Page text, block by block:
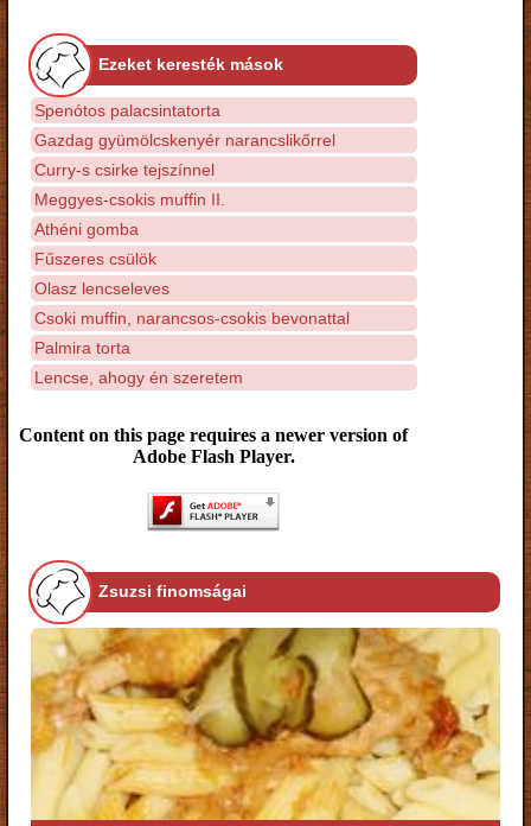
Ezeket keresték mások
Spenótos palacsintatorta
Gazdag gyümölcskenyér narancslikőrrel
Curry-s csirke tejszínnel
Meggyes-csokis muffin II.
Athéni gomba
Fűszeres csülök
Olasz lencseleves
Csoki muffin, narancsos-csokis bevonattal
Palmira torta
Lencse, ahogy én szeretem
Content on this page requires a newer version of
Adobe Flash Player.
Zsuzsi finomságai